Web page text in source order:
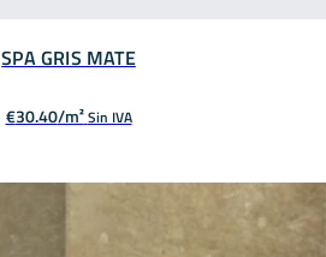
SPA GRIS MATE
€30.40 Sin IVA